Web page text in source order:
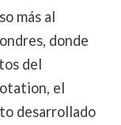
más al
donde
del
el
desarrollado